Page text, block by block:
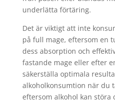
underlätta förtäring.
Det är viktigt att inte
på full mage, eftersom en
dess absorption och
fastande mage eller efter
säkerställa optimala
alkoholkonsumtion när du
eftersom alkohol kan störa